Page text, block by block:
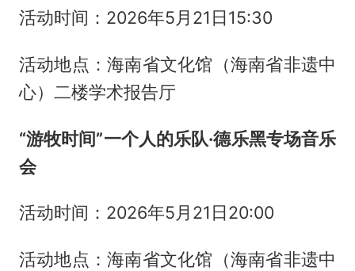
活动时间：2026年5月21日15:30
活动地点：海南省文化馆（海南省非遗中
心）二楼学术报告厅
“游牧时间”一个人的乐队·德乐黑专场音乐
会
活动时间：2026年5月21日20:00
活动地点：海南省文化馆（海南省非遗中